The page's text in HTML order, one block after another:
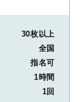
30枚以上
全国
指名可
1時間
1回